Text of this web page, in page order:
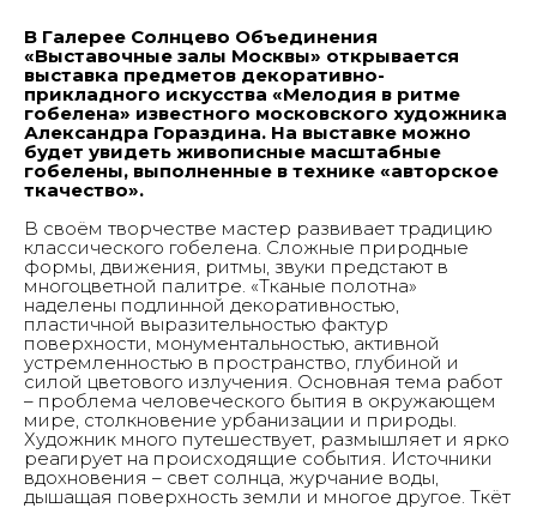
В Галерее Солнцево Объединения
«Выставочные залы Москвы» открывается
выставка предметов декоративно-
прикладного искусства «Мелодия в ритме
гобелена» известного московского художника
Александра Гораздина. На выставке можно
будет увидеть живописные масштабные
гобелены, выполненные в технике «авторское
ткачество».
В своём творчестве мастер развивает традицию
классического гобелена. Сложные природные
формы, движения, ритмы, звуки предстают в
многоцветной палитре. «Тканые полотна»
наделены подлинной декоративностью,
пластичной выразительностью фактур
поверхности, монументальностью, активной
устремленностью в пространство, глубиной и
силой цветового излучения. Основная тема работ
– проблема человеческого бытия в окружающем
мире, столкновение урбанизации и природы.
Художник много путешествует, размышляет и ярко
реагирует на происходящие события. Источники
вдохновения – свет солнца, журчание воды,
дышащая поверхность земли и многое другое. Ткёт